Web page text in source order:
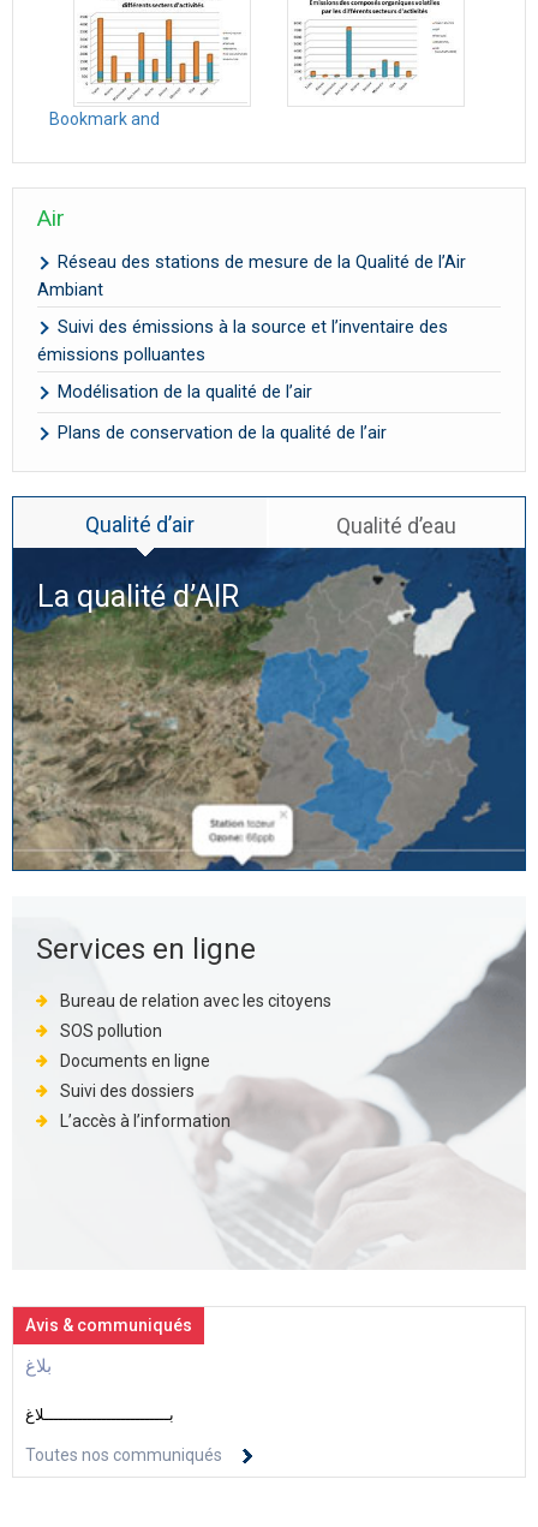
Air
Réseau des stations de mesure de la Qualité de l’Air
Ambiant
Suivi des émissions à la source et l’inventaire des
émissions polluantes
Modélisation de la qualité de l’air
Plans de conservation de la qualité de l’air
Qualité d’air Qualité d’eau
La qualité d’AIR
Services en ligne
Bureau de relation avec les citoyens
SOS pollution
Documents en ligne
Suivi des dossiers
L’accès à l’information
Avis & communiqués
بلاغ
بــــــــــــــــــــــــــلاغ
Toutes nos communiqués